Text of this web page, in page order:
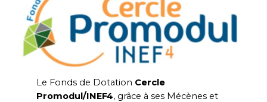
Le Fonds de Dotation Cercle
Promodul/INEF4, grâce à ses Mécènes et